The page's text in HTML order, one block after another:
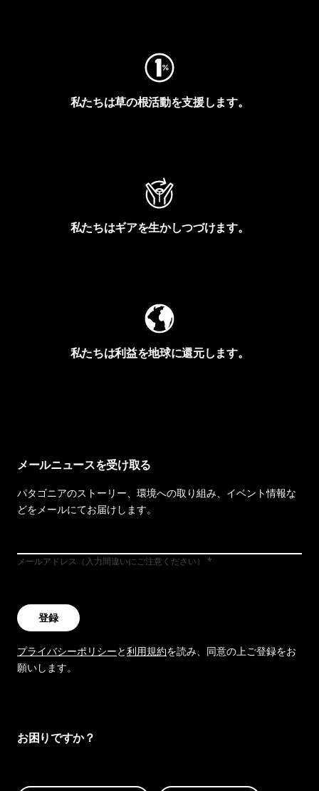
私たちは草の根活動を支援します。
私たちはギアを生かしつづけます。
私たちは利益を地球に還元します。
メールニュースを受け取る
パタゴニアのストーリー、環境への取り組み、イベント情報な
どをメールにてお届けします。
メールアドレス（入力間違いにご注意ください）
登録
プライバシーポリシーと利用規約を読み、同意の上ご登録をお
願いします。
お困りですか？